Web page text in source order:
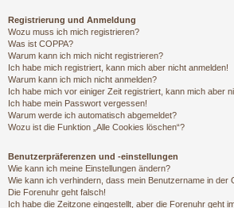
Registrierung und Anmeldung
Wozu muss ich mich registrieren?
Was ist COPPA?
Warum kann ich mich nicht registrieren?
Ich habe mich registriert, kann mich aber nicht anmelden!
Warum kann ich mich nicht anmelden?
Ich habe mich vor einiger Zeit registriert, kann mich aber
Ich habe mein Passwort vergessen!
Warum werde ich automatisch abgemeldet?
Wozu ist die Funktion „Alle Cookies löschen“?
Benutzerpräferenzen und -einstellungen
Wie kann ich meine Einstellungen ändern?
Wie kann ich verhindern, dass mein Benutzername in der
Die Forenuhr geht falsch!
Ich habe die Zeitzone eingestellt, aber die Forenuhr geht